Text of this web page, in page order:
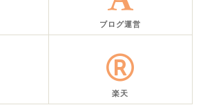
ブログ運営
楽天